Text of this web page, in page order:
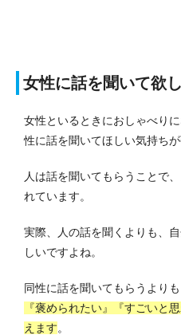
女性に話を聞いて欲
女性といるときにおしゃべり
性に話を聞いてほしい気持ちが
人は話を聞いてもらうことで
れています。
実際、人の話を聞くよりも、
しいですよね。
同性に話を聞いてもらうよりも
『褒められたい』『すごいと
えます。